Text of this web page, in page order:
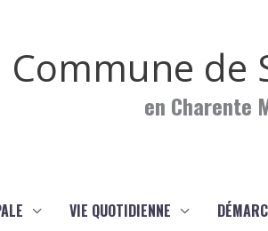
Commune de
en Charente
VIE QUOTIDIENNE